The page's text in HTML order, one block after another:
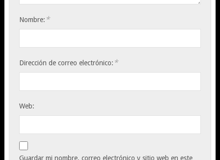
Nombre: *
Dirección de correo electrónico: *
Web:
Guardar mi nombre, correo electrónico y sitio web en este